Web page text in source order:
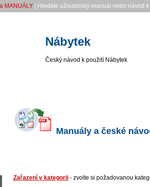
MANUÁLY| Hledáte uživatelský manuál nebo návod k
Nábytek
Český návod k použití Nábytek
Manuály a české
Zařazení v kategorii - zvolte si požadovanou